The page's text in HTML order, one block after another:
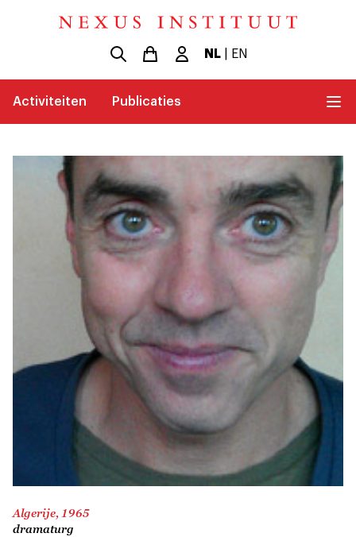
NL| EN
Activiteiten Publicaties
Algerije, 1965
dramaturg